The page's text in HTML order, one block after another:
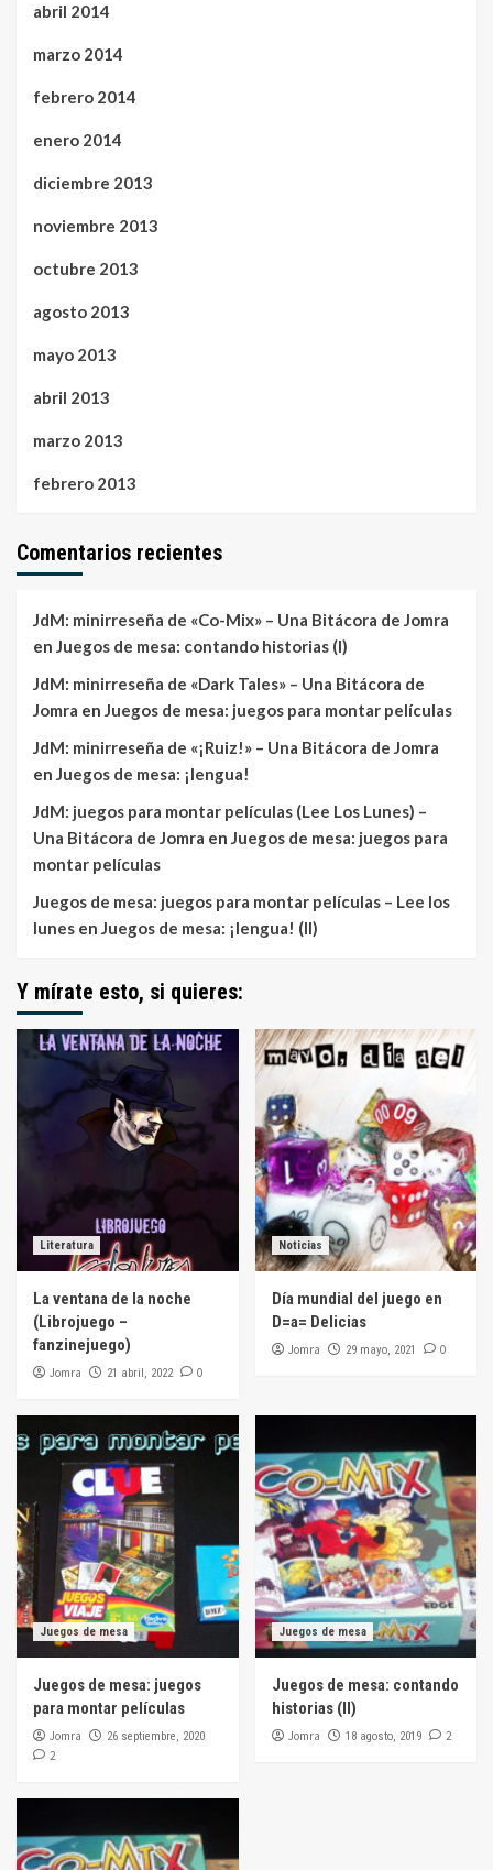
abril 2014
marzo 2014
febrero 2014
enero 2014
diciembre 2013
noviembre 2013
octubre 2013
agosto 2013
mayo 2013
abril 2013
marzo 2013
febrero 2013
Comentarios recientes
JdM: minirreseña de «Co-Mix» – Una Bitácora de Jomra
en Juegos de mesa: contando historias (I)
JdM: minirreseña de «Dark Tales» – Una Bitácora de
Jomra en Juegos de mesa: juegos para montar películas
JdM: minirreseña de «¡Ruiz!» – Una Bitácora de Jomra
en Juegos de mesa: ¡lengua!
JdM: juegos para montar películas (Lee Los Lunes) –
Una Bitácora de Jomra en Juegos de mesa: juegos para
montar películas
Juegos de mesa: juegos para montar películas – Lee los
lunes en Juegos de mesa: ¡lengua! (II)
Y mírate esto, si quieres:
Literatura
La ventana de la noche
(Librojuego –
fanzinejuego)
Jomra 21 abril, 2022 0
Noticias
Día mundial del juego en
D=a= Delicias
Jomra 29 mayo, 2021 0
Juegos de mesa
Juegos de mesa: juegos
para montar películas
Jomra 26 septiembre, 2020
2
Juegos de mesa
Juegos de mesa: contando
historias (II)
Jomra 18 agosto, 2019 2